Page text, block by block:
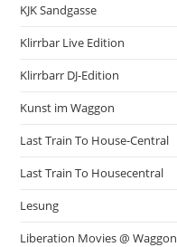
KJK Sandgasse
Klirrbar Live Edition
Klirrbarr DJ-Edition
Kunst im Waggon
Last Train To House-Central
Last Train To Housecentral
Lesung
Liberation Movies @ Waggon